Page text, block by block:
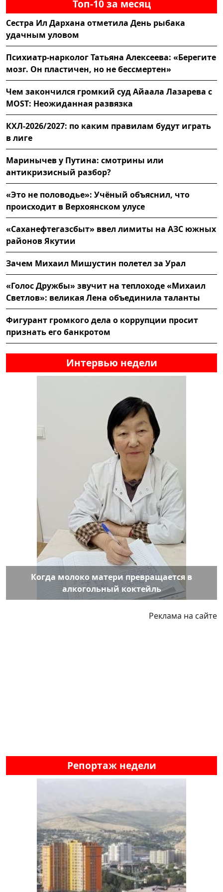
Топ-10 за месяц
Сестра Ил Дархана отметила День рыбака
удачным уловом
Психиатр-нарколог Татьяна Алексеева: «Берегите
мозг. Он пластичен, но не бессмертен»
Чем закончился громкий суд Айаала Лазарева с
MOST: Неожиданная развязка
КХЛ-2026/2027: по каким правилам будут играть
в лиге
Маринычев у Путина: смотрины или
антикризисный разбор?
«Это не половодье»: Учёный объяснил, что
происходит в Верхоянском улусе
«Саханефтегазсбыт» ввел лимиты на АЗС южных
районов Якутии
Зачем Михаил Мишустин полетел за Урал
«Голос Дружбы» звучит на теплоходе «Михаил
Светлов»: великая Лена объединила таланты
Фигурант громкого дела о коррупции просит
признать его банкротом
Интервью недели
Когда молоко матери превращается в
алкогольный коктейль
Реклама на сайте
Репортаж недели